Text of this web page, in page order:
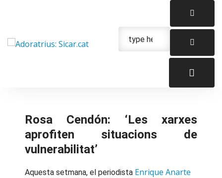
Rosa Cendón: ‘Les xarxes
aprofiten situacions de
vulnerabilitat’
Aquesta setmana, el periodista Enrique Anarte